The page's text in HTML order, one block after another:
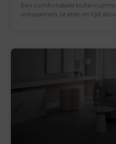
Een comfortabele
ontspannen, te eten en tijd